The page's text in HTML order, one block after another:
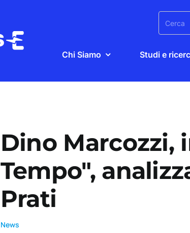
Search
for:
Chi Siamo Studi e
Dino Marcozzi,
Tempo",
Prati
News